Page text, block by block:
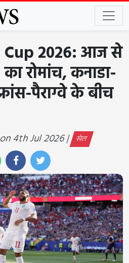
Cup 2026: आज से
रोमांच, कनाडा-
पैराग्वे के बीच
4th Jul 2026 | खेल